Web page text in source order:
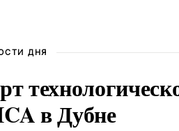
ДНЯ
в Дубне